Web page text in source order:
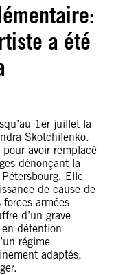
a été
1er juillet la
Skotchilenko.
avoir remplacé
dénonçant la
Elle
de cause de
armées
d’un grave
détention
régime
adaptés,